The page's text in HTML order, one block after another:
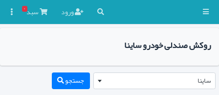
ورود سبد۰
روکش صندلی خودرو ساینا
ساینا جستجو